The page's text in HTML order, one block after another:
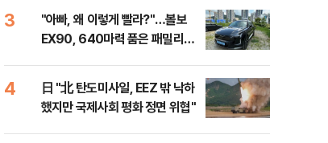
3
"아빠, 왜 이렇게 빨라?"…볼보
EX90, 640마력 품은 패밀리카
4
日 "北 탄도미사일, EEZ 밖 낙하
했지만 국제사회 평화 정면 위협"